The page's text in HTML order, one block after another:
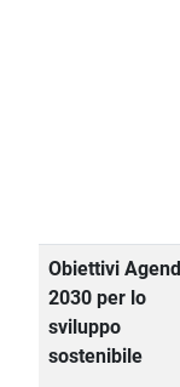
Obiettivi
2030 per lo
sviluppo
sostenibile